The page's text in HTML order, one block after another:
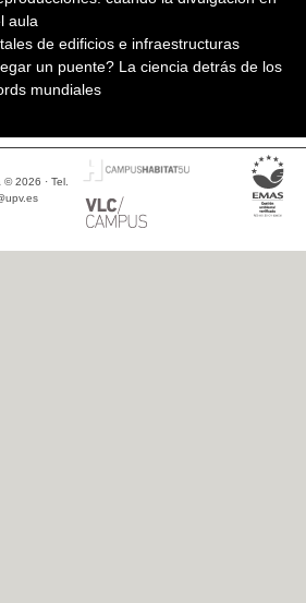
aula
de edificios e infraestructuras
un puente? La ciencia detrás de los
mundiales
2026 · Tel.